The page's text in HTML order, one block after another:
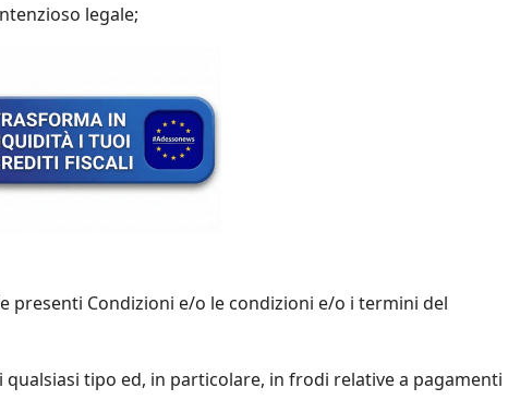
legale;
presenti Condizioni e/o le condizioni e/o i termini del
tipo ed, in particolare, in frodi relative a pagamenti